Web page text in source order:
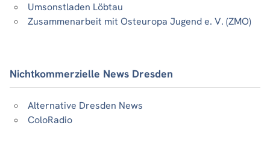
Umsonstladen Löbtau
Zusammenarbeit mit Osteuropa Jugend e. V. (ZMO)
Nichtkommerzielle News Dresden
Alternative Dresden News
ColoRadio